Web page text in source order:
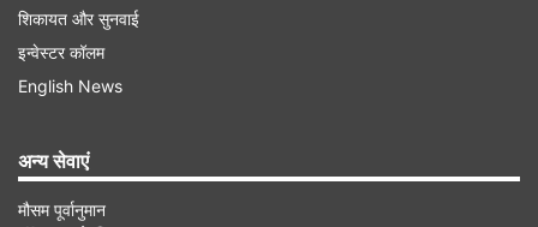
बड़े मंगल का महत्व
मान्यता है कि इसी दिन हनुमान जी ने भीम का अहंकार तोड़ा
था। हनुमान जी को बल, बुद्धि और साहस का प्रतीक माना
शिकायत और सुनवाई
इन्वेस्टर कॉलम
English News
अन्य सेवाएं
मौसम पूर्वानुमान